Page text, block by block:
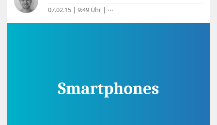
07.02.15 | 9:49 Uhr | ⋯